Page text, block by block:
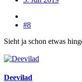
#8
Sieht ja schon etwas
Deevilad